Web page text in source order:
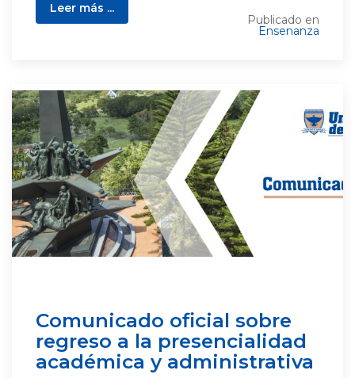
Leer más ...
Publicado en
Ensenanza
Comunicado oficial sobre
regreso a la presencialidad
académica y administrativa